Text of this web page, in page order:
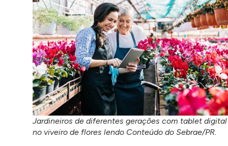
Jardineiros de diferentes gerações com tablet digital
no viveiro de flores lendo Conteúdo do Sebrae/PR.